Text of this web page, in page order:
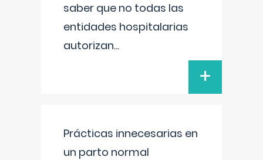
saber que no todas las
entidades hospitalarias
autorizan...
+
Prácticas innecesarias en
un parto normal